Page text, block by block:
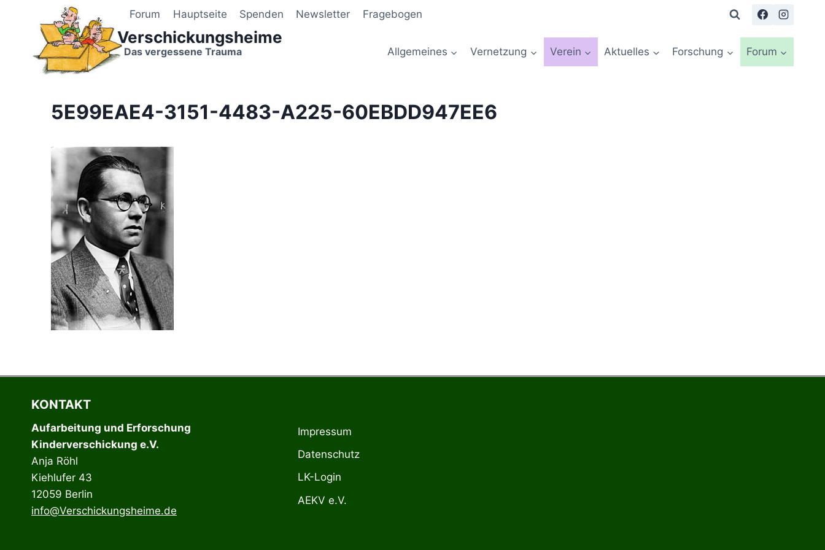
Forum Hauptseite Spenden Newsletter Fragebogen
Verschickungsheime
Das vergessene Trauma Allgemeines Vernetzung Verein Aktuelles Forschung Forum
5E99EAE4-3151-4483-A225-60EBDD947EE6
KONTAKT
Aufarbeitung und Erforschung
Kinderverschickung e.V.
Anja Röhl
Kiehlufer 43
12059 Berlin
info@Verschickungsheime.de
Impressum
Datenschutz
LK-Login
AEKV e.V.